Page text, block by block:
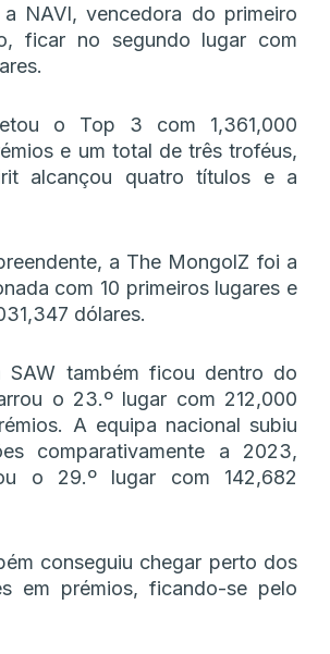
NAVI, vencedora do primeiro
ficar no segundo lugar com
o Top 3 com 1,361,000
e um total de três troféus,
alcançou quatro títulos e a
a The MongolZ foi a
com 10 primeiros lugares e
dólares.
SAW também ficou dentro do
o 23.º lugar com 212,000
A equipa nacional subiu
comparativamente a 2023,
o 29.º lugar com 142,682
conseguiu chegar perto dos
em prémios, ficando-se pelo